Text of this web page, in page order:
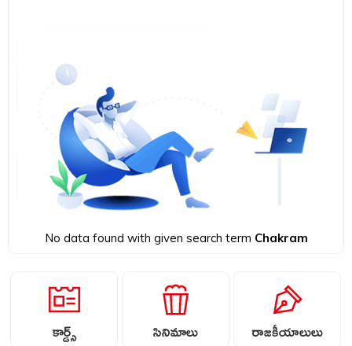
No data found with given search term Chakram
కార్డ్స్ సినిమాలు రాజకీయాలులు